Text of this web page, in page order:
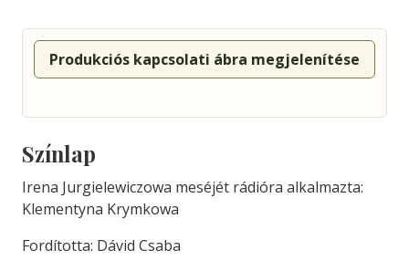
Produkciós kapcsolati ábra megjelenítése
Színlap
Irena Jurgielewiczowa meséjét rádióra alkalmazta:
Klementyna Krymkowa
Fordította: Dávid Csaba